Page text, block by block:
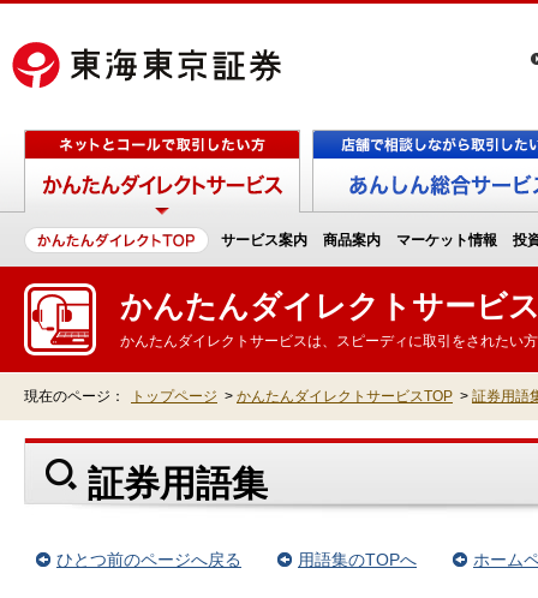
サービス案内 商品案内 マーケット情報 投
かんたんダイレクトサービ
かんたんダイレクトサービスは、スピーディに取引をされたい
現在のページ： トップページ > かんたんダイレクトサービスTOP > 証券用語
証券用語集
ひとつ前のページへ戻る 用語集のTOPへ ホーム